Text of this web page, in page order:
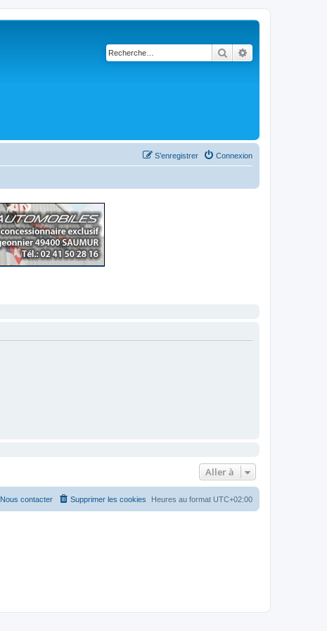
Rechercher
Connexion
S’enregistrer
Aller à
Heures au format UTC+02:00
Supprimer les cookies
Nous contacter